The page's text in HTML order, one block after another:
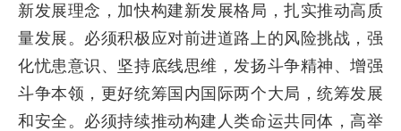
新发展理念，加快构建新发展格局，扎实推动高质
量发展。必须积极应对前进道路上的风险挑战，强
化忧患意识、坚持底线思维，发扬斗争精神、增强
斗争本领，更好统筹国内国际两个大局，统筹发展
和安全。必须持续推动构建人类命运共同体，高举